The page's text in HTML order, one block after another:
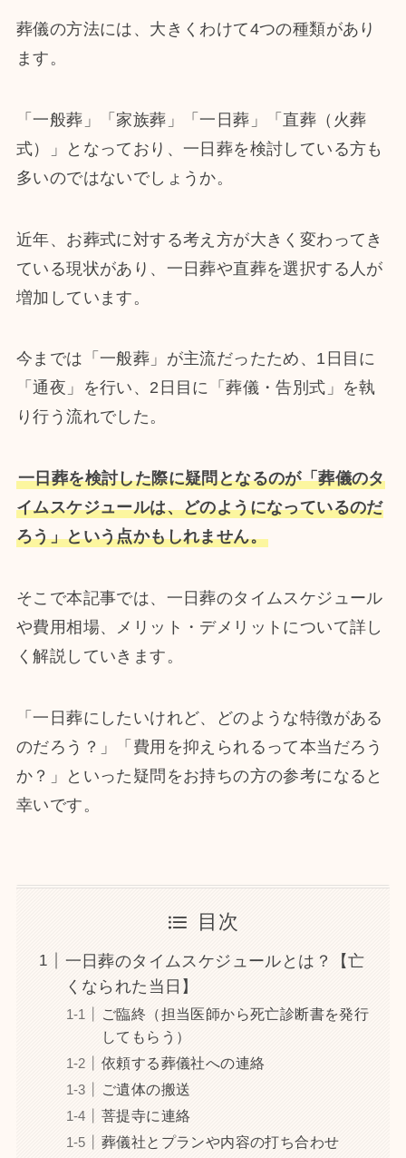
葬儀の方法には、大きくわけて4つの種類があり
ます。
「一般葬」「家族葬」「一日葬」「直葬（火葬
式）」となっており、一日葬を検討している方も
多いのではないでしょうか。
近年、お葬式に対する考え方が大きく変わってき
ている現状があり、一日葬や直葬を選択する人が
増加しています。
今までは「一般葬」が主流だったため、1日目に
「通夜」を行い、2日目に「葬儀・告別式」を執
り行う流れでした。
一日葬を検討した際に疑問となるのが「葬儀のタ
イムスケジュールは、どのようになっているのだ
ろう」という点かもしれません。
そこで本記事では、一日葬のタイムスケジュール
や費用相場、メリット・デメリットについて詳し
く解説していきます。
「一日葬にしたいけれど、どのような特徴がある
のだろう？」「費用を抑えられるって本当だろう
か？」といった疑問をお持ちの方の参考になると
幸いです。
目次
一日葬のタイムスケジュールとは？【亡
くなられた当日】
ご臨終（担当医師から死亡診断書を発行
してもらう）
依頼する葬儀社への連絡
ご遺体の搬送
菩提寺に連絡
葬儀社とプランや内容の打ち合わせ